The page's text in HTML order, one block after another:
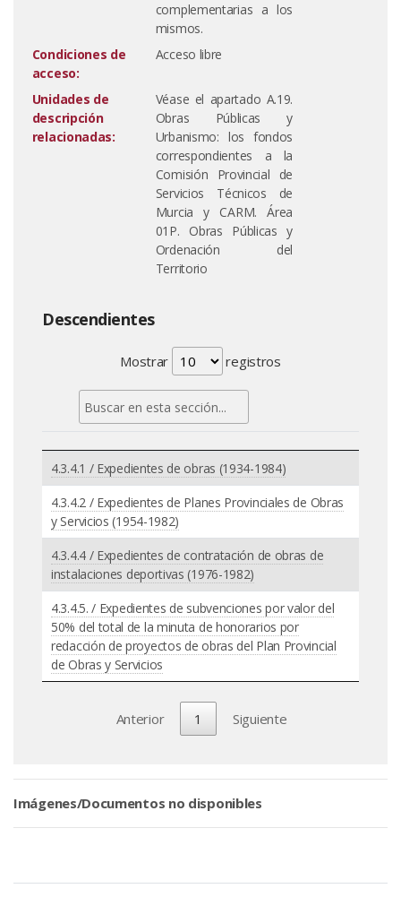
complementarias a los
mismos.
Condiciones de
acceso:
Acceso libre
Unidades de
descripción
relacionadas:
Véase el apartado A.19.
Obras Públicas y
Urbanismo: los fondos
correspondientes a la
Comisión Provincial de
Servicios Técnicos de
Murcia y CARM. Área
01P. Obras Públicas y
Ordenación del
Territorio
Descendientes
Mostrar registros
4.3.4.1 / Expedientes de obras (1934-1984)
4.3.4.2 / Expedientes de Planes Provinciales de Obras
y Servicios (1954-1982)
4.3.4.4 / Expedientes de contratación de obras de
instalaciones deportivas (1976-1982)
4.3.4.5. / Expedientes de subvenciones por valor del
50% del total de la minuta de honorarios por
redacción de proyectos de obras del Plan Provincial
de Obras y Servicios
Anterior 1 Siguiente
Imágenes/Documentos no disponibles